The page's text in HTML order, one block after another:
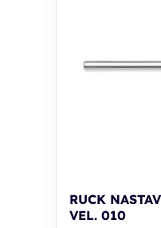
RUCK
VEL. 010